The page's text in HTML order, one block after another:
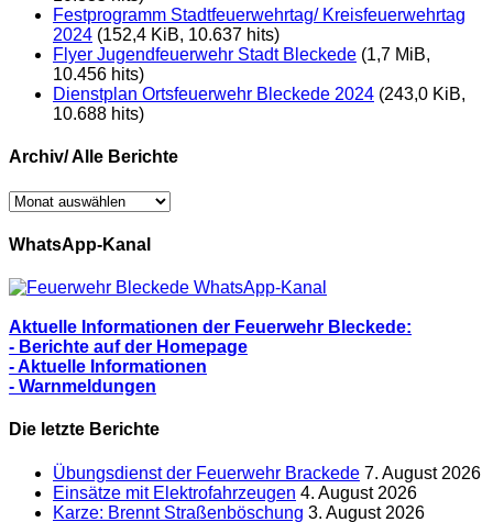
Festprogramm Stadtfeuerwehrtag/ Kreisfeuerwehrtag
2024 (152,4 KiB, 10.637 hits)
Flyer Jugendfeuerwehr Stadt Bleckede (1,7 MiB,
10.456 hits)
Dienstplan Ortsfeuerwehr Bleckede 2024 (243,0 KiB,
10.688 hits)
Archiv/ Alle Berichte
Archiv/
Berichte
WhatsApp-Kanal
Aktuelle Informationen der Feuerwehr Bleckede:
- Berichte auf der Homepage
- Aktuelle Informationen
- Warnmeldungen
Die letzte Berichte
Übungsdienst der Feuerwehr Brackede 7. August 2026
Einsätze mit Elektrofahrzeugen 4. August 2026
Karze: Brennt Straßenböschung 3. August 2026